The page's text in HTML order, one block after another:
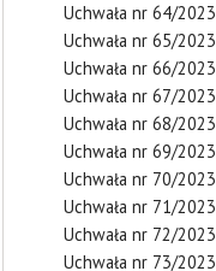
Uchwała nr 64/2023
Uchwała nr 65/2023
Uchwała nr 66/2023
Uchwała nr 67/2023
Uchwała nr 68/2023
Uchwała nr 69/2023
Uchwała nr 70/2023
Uchwała nr 71/2023
Uchwała nr 72/2023
Uchwała nr 73/2023